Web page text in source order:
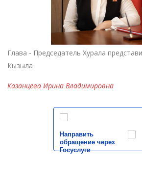
Глава - Председатель Хурала
Кызыла
Казанцева Ирина Владимировна
Направить
обращение через
Госуслуги